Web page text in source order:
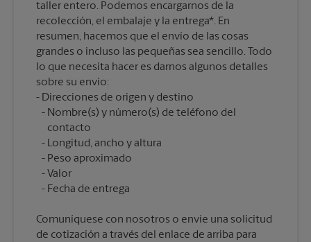
taller entero. Podemos encargarnos de la
recolección, el embalaje y la entrega*. En
resumen, hacemos que el envío de las cosas
grandes o incluso las pequeñas sea sencillo. Todo
lo que necesita hacer es darnos algunos detalles
sobre su envío:
Nombre(s) y número(s) de teléfono del
contacto
Longitud, ancho y altura
Peso aproximado
Valor
Comuníquese con nosotros o envíe una solicitud
de cotización a través del enlace de arriba para